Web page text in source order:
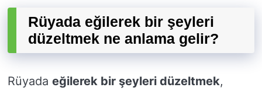
Rüyada eğilerek bir şeyleri
düzeltmek ne anlama gelir?
Rüyada eğilerek bir şeyleri düzeltmek,